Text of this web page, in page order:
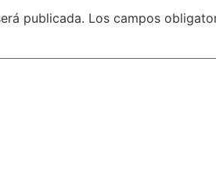
publicada. Los campos